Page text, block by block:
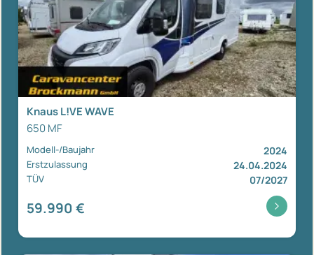
Knaus L!VE WAVE
650 MF
Modell-/Baujahr 2024
Erstzulassung 24.04.2024
TÜV 07/2027
59.990 €